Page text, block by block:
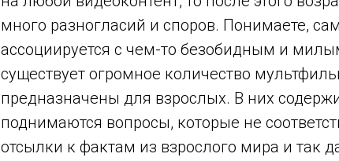
много разногласий и споров. Понимаете,
ассоциируется с чем-то безобидным и
существует огромное количество
предназначены для взрослых. В них
поднимаются вопросы, которые не
отсылки к фактам из взрослого мира и так